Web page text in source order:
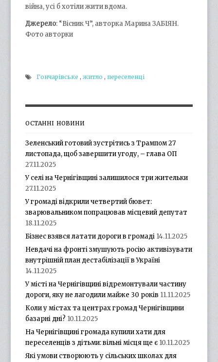
війна, усі б хотіли жити вдома.
Джерело: “Вісник Ч”, авторка Марина ЗАБІЯН.
Фото авторки
Гончарівське ,житло , переселенці
ОСТАННІ НОВИНИ
Зеленський готовий зустрітись з Трампом 27
листопада, щоб завершити угоду, – глава ОП
27.11.2025
У селі на Чернігівщині залишилося три жительки
27.11.2025
У громаді відкрили четвертий бювет:
зварювальником попрацював місцевий депутат
18.11.2025
Бізнес взявся латати дороги в громаді 14.11.2025
Невдачі на фронті змушують росію активізувати
внутрішній план дестабілізації в Україні
14.11.2025
У місті на Чернігівщині відремонтували частину
дороги, яку не лагодили майже 30 років 11.11.2025
Коли у містах та центрах громад Чернігівщини
базарні дні? 10.11.2025
На Чернігівщині громада купили хати для
переселенців з дітьми: вільні місця ще є 10.11.2025
Які умови створюють у сільських школах для